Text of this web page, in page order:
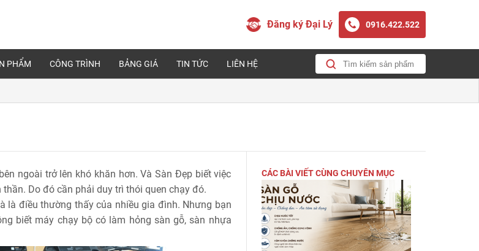
Đăng ký Đại Lý 0916.422.522
PHẨM CÔNG TRÌNH BẢNG GIÁ TIN TỨC LIÊN HỆ
ngoài trở lên khó khăn hơn. Và Sàn Đẹp biết việc
Do đó cần phải duy trì thói quen chạy đó.
là điều thường thấy của nhiều gia đình. Nhưng bạn
biết máy chạy bộ có làm hỏng sàn gỗ, sàn nhựa
CÁC BÀI VIẾT CÙNG CHUYÊN MỤC